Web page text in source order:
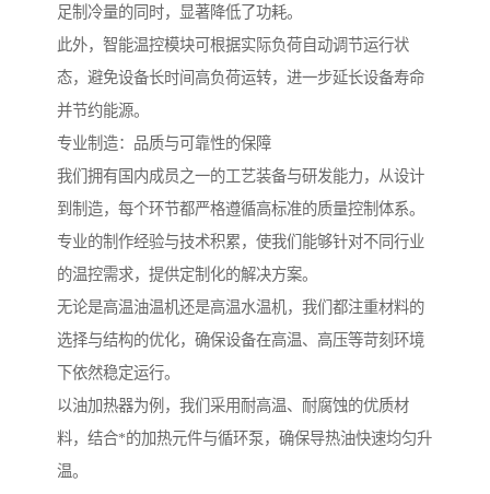
足制冷量的同时，显著降低了功耗。
此外，智能温控模块可根据实际负荷自动调节运行状
态，避免设备长时间高负荷运转，进一步延长设备寿命
并节约能源。
专业制造：品质与可靠性的保障
我们拥有国内成员之一的工艺装备与研发能力，从设计
到制造，每个环节都严格遵循高标准的质量控制体系。
专业的制作经验与技术积累，使我们能够针对不同行业
的温控需求，提供定制化的解决方案。
无论是高温油温机还是高温水温机，我们都注重材料的
选择与结构的优化，确保设备在高温、高压等苛刻环境
下依然稳定运行。
以油加热器为例，我们采用耐高温、耐腐蚀的优质材
料，结合*的加热元件与循环泵，确保导热油快速均匀升
温。